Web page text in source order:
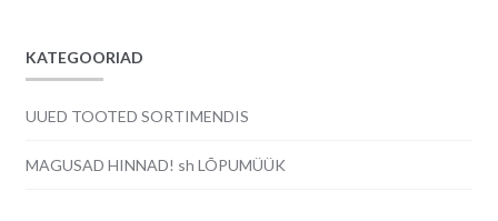
KATEGOORIAD
UUED TOOTED SORTIMENDIS
MAGUSAD HINNAD! sh LÕPUMÜÜK